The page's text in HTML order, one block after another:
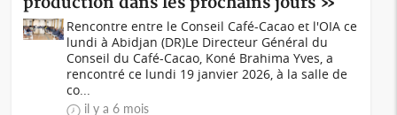
Rencontre entre le Conseil Café-Cacao et l'OIA ce
lundi à Abidjan (DR)Le Directeur Général du
Conseil du Café-Cacao, Koné Brahima Yves, a
rencontré ce lundi 19 janvier 2026, à la salle de
co...
il y a 6 mois